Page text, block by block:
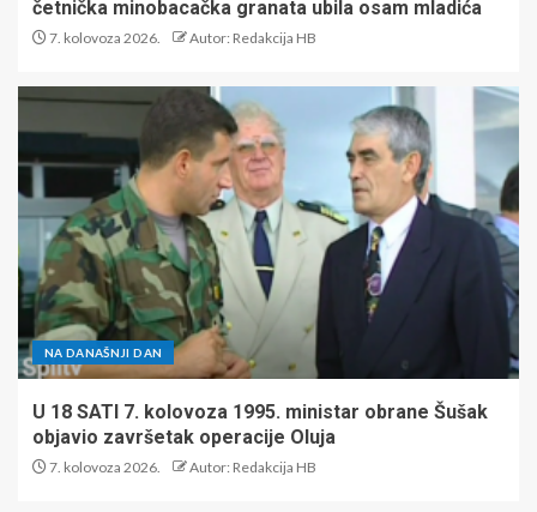
četnička minobacačka granata ubila osam mladića
7. kolovoza 2026. Autor: Redakcija HB
NA DANAŠNJI DAN
U 18 SATI 7. kolovoza 1995. ministar obrane Šušak
objavio završetak operacije Oluja
7. kolovoza 2026. Autor: Redakcija HB